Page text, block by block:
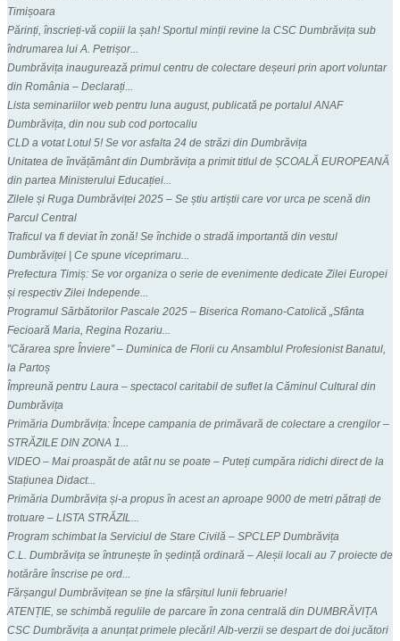
Timișoara
Părinți, înscrieți-vă copiii la șah! Sportul minții revine la CSC Dumbrăvița sub
îndrumarea lui A. Petrișor...
Dumbrăvița inaugurează primul centru de colectare deșeuri prin aport voluntar
din România – Declarați...
Lista seminariilor web pentru luna august, publicată pe portalul ANAF
Dumbrăvița, din nou sub cod portocaliu
CLD a votat Lotul 5! Se vor asfalta 24 de străzi din Dumbrăvița
Unitatea de învățământ din Dumbrăvița a primit titlul de ȘCOALĂ EUROPEANĂ
din partea Ministerului Educației...
Zilele și Ruga Dumbrăviței 2025 – Se știu artiștii care vor urca pe scenă din
Parcul Central
Traficul va fi deviat în zonă! Se închide o stradă importantă din vestul
Dumbrăviței | Ce spune viceprimaru...
Prefectura Timiș: Se vor organiza o serie de evenimente dedicate Zilei Europei
și respectiv Zilei Independe...
Programul Sărbătorilor Pascale 2025 – Biserica Romano-Catolică „Sfânta
Fecioară Maria, Regina Rozariu...
”Cărarea spre Înviere” – Duminica de Florii cu Ansamblul Profesionist Banatul,
la Partoș
Împreună pentru Laura – spectacol caritabil de suflet la Căminul Cultural din
Dumbrăvița
Primăria Dumbrăvița: Începe campania de primăvară de colectare a crengilor –
STRĂZILE DIN ZONA 1...
VIDEO – Mai proaspăt de atât nu se poate – Puteți cumpăra ridichi direct de la
Stațiunea Didact...
Primăria Dumbrăvița și-a propus în acest an aproape 9000 de metri pătrați de
trotuare – LISTA STRĂZIL...
Program schimbat la Serviciul de Stare Civilă – SPCLEP Dumbrăvița
C.L. Dumbrăvița se întrunește în ședință ordinară – Aleșii locali au 7 proiecte de
hotărâre înscrise pe ord...
Fărșangul Dumbrăvițean se ține la sfârșitul lunii februarie!
ATENȚIE, se schimbă regulile de parcare în zona centrală din DUMBRĂVIȚA
CSC Dumbrăvița a anunțat primele plecări! Alb-verzii se despart de doi jucători